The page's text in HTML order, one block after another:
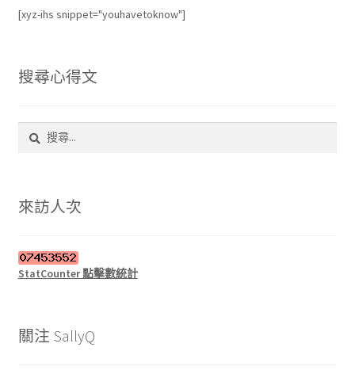
[xyz-ihs snippet="youhavetoknow"]
搜尋心得文
字:
來訪人次
StatCounter 點擊數統計
關注 SallyQ